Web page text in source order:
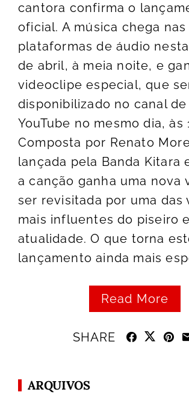
cantora confirma o
oficial. A música chega nas
plataformas de áudio
de abril, à meia noite, e
videoclipe especial, que
disponibilizado no canal
YouTube no mesmo dia, às
Composta por Renato
lançada pela Banda Kitara
a canção ganha uma nova
ser revisitada por uma das
mais influentes do piseiro
atualidade. O que torna
lançamento ainda mais
Read More
SHARE
ARQUIVOS